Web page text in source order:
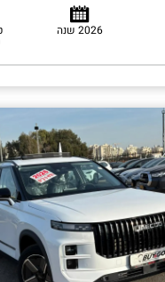
2026 שנה